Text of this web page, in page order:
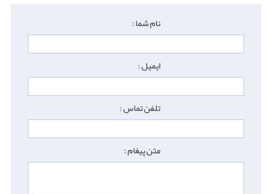
نام شما :
ایمیل :
تلفن تماس :
متن پیغام :